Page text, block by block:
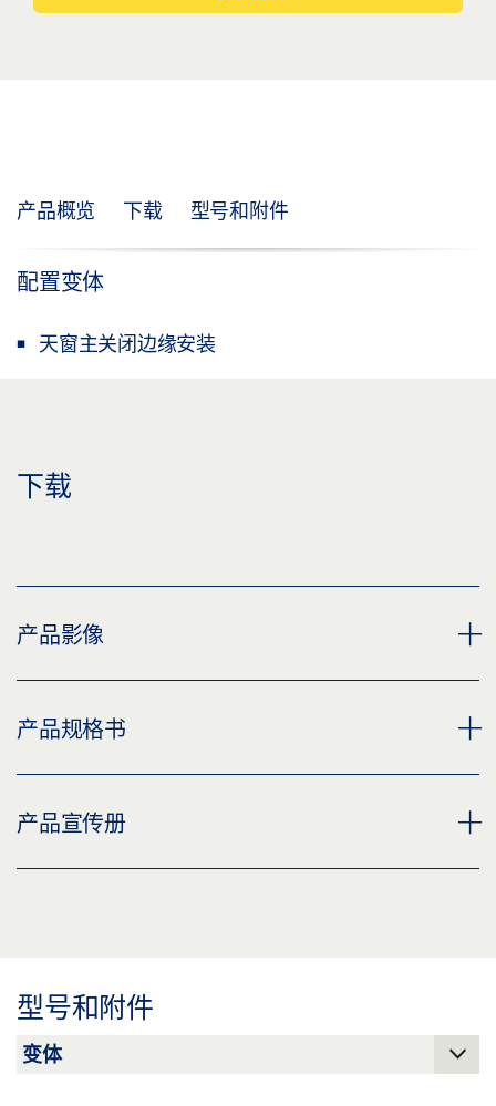
产品概览 下载 型号和附件
配置变体
天窗主关闭边缘安装
下载
产品影像
天窗控制台 E 3000
标签义务: © GEZE GmbH
产品规格书
产品宣传册
型号和附件